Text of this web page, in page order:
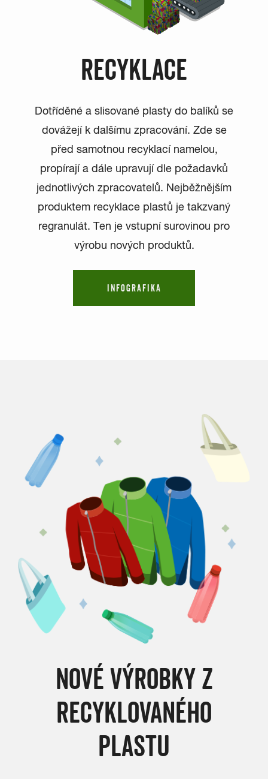
RECYKLACE
Dotříděné a slisované plasty do balíků se
dovážejí k dalšímu zpracování. Zde se
před samotnou recyklací namelou,
propírají a dále upravují dle požadavků
jednotlivých zpracovatelů. Nejběžnějším
produktem recyklace plastů je takzvaný
regranulát. Ten je vstupní surovinou pro
výrobu nových produktů.
INFOGRAFIKA
NOVÉ VÝROBKY Z
RECYKLOVANÉHO
PLASTU